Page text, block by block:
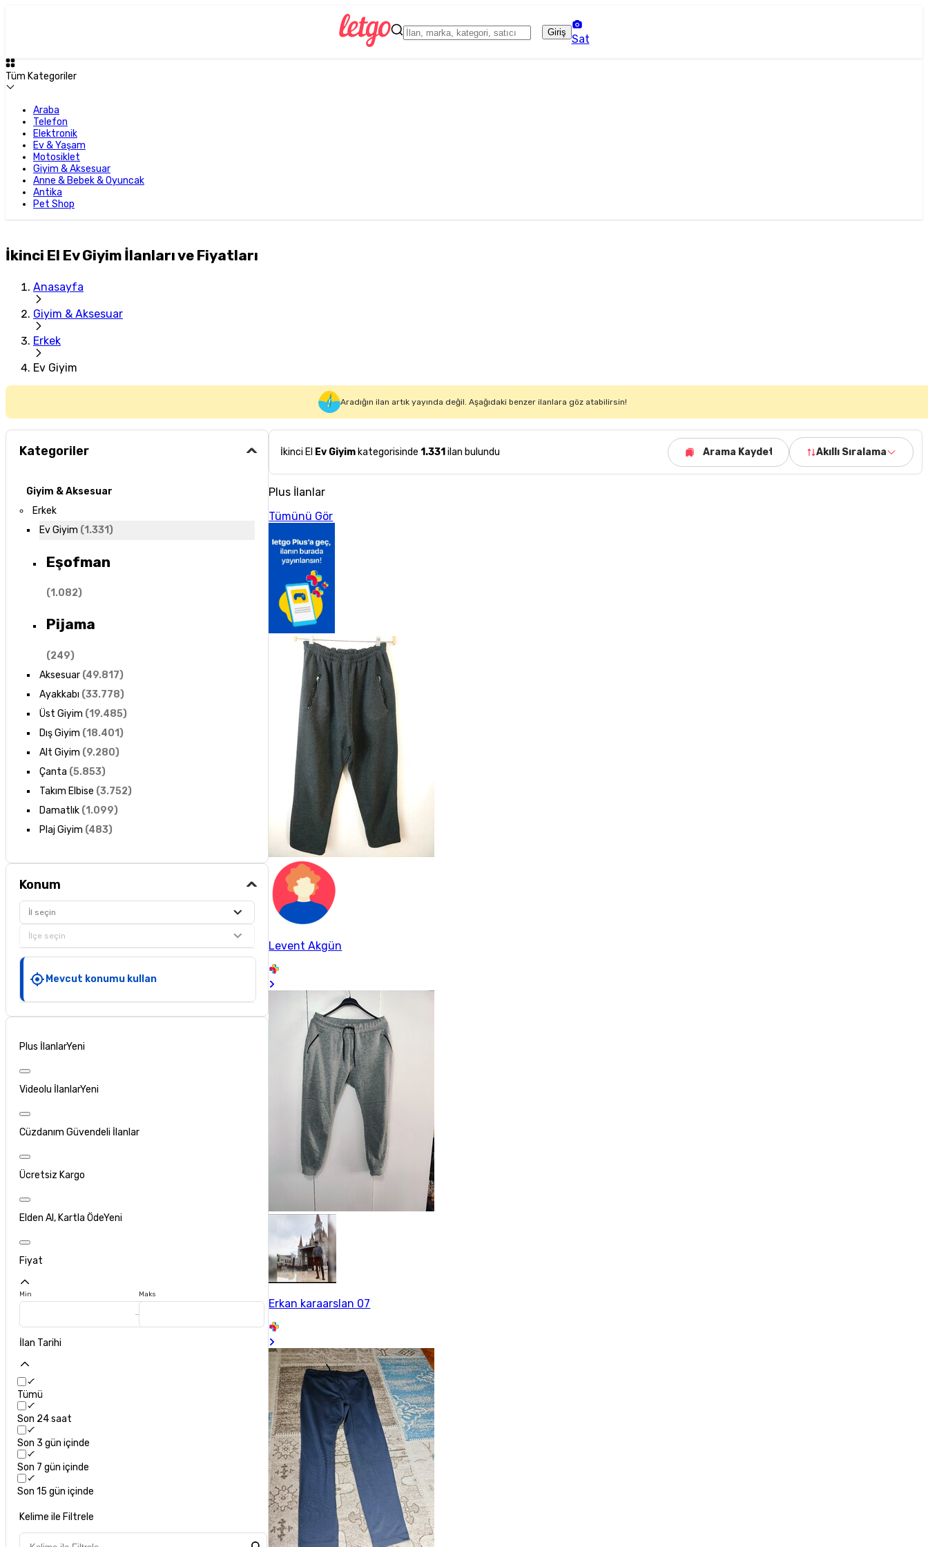
Giriş
Sat
Tüm Kategoriler
Araba
Telefon
Elektronik
Ev & Yaşam
Motosiklet
Giyim & Aksesuar
Anne & Bebek & Oyuncak
Antika
Pet Shop
İkinci El Ev Giyim İlanları ve Fiyatları
Anasayfa
Giyim & Aksesuar
Erkek
Ev Giyim
Aradığın ilan artık yayında değil. Aşağıdaki benzer ilanlara göz atabilirsin!
Kategoriler
Giyim & Aksesuar
Erkek
Ev Giyim (1.331)
Eşofman
(1.082)
Pijama
(249)
Aksesuar(49.817)
Ayakkabı (33.778)
Üst Giyim (19.485)
Dış Giyim (18.401)
Alt Giyim (9.280)
Çanta (5.853)
Takım Elbise (3.752)
Damatlık(1.099)
Plaj Giyim (483)
Konum
İl seçin
İlçe seçin
Mevcut konumu kullan
Plus İlanlarYeni
Videolu İlanlarYeni
Cüzdanım Güvendeli İlanlar
Ücretsiz Kargo
Elden Al, Kartla ÖdeYeni
Fiyat
Min Maks
İlan Tarihi
Tümü
Son 24 saat
Son 3 gün içinde
Son 7 gün içinde
Son 15 gün içinde
Kelime ile Filtrele
İkinci El Ev Giyim kategorisinde 1.331 ilan bulundu Arama Kaydet Akıllı Sıralama
Plus İlanlar
Tümünü Gör
Levent Akgün
Erkan karaarslan 07